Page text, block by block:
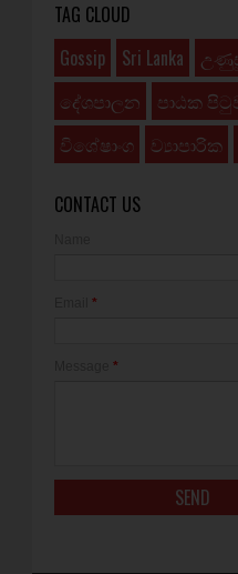
TAG CLOUD
Gossip
Sri Lanka
දේශපාලන
පාඨක
විශේෂාංග
ව්‍යාපාරික
CONTACT US
*
*